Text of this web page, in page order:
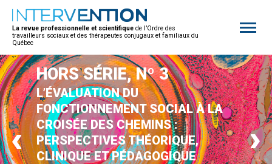
La revue professionnelle et scientifique de l’Ordre des
travailleurs sociaux et des thérapeutes conjugaux et familiaux du
Québec
site
HORS SÉRIE, Nº 3
L’ÉVALUATION DU
FONCTIONNEMENT SOCIAL À LA
CROISÉE DES CHEMINS :
PERSPECTIVES THÉORIQUE,
CLINIQUE ET PÉDAGOGIQUE